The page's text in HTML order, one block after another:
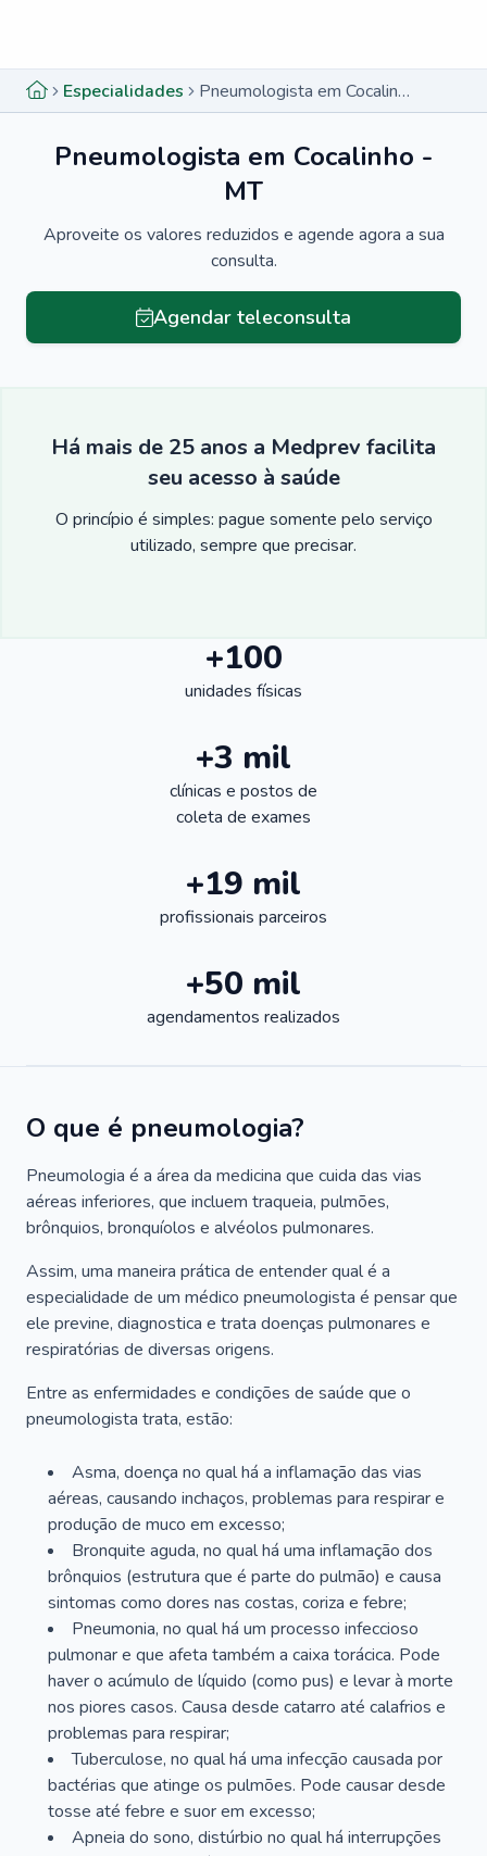
Especialidades Pneumologista em Cocalinho - MT
Pneumologista em Cocalinho -
MT
Aproveite os valores reduzidos e agende agora a sua
consulta.
Agendar teleconsulta
Há mais de 25 anos a Medprev facilita
seu acesso à saúde
O princípio é simples: pague somente pelo serviço
utilizado, sempre que precisar.
+100
unidades físicas
+3 mil
clínicas e postos de
coleta de exames
+19 mil
profissionais parceiros
+50 mil
agendamentos realizados
O que é pneumologia?
Pneumologia é a área da medicina que cuida das vias
aéreas inferiores, que incluem traqueia, pulmões,
brônquios, bronquíolos e alvéolos pulmonares.
Assim, uma maneira prática de entender qual é a
especialidade de um médico pneumologista é pensar que
ele previne, diagnostica e trata doenças pulmonares e
respiratórias de diversas origens.
Entre as enfermidades e condições de saúde que o
pneumologista trata, estão:
Asma, doença no qual há a inflamação das vias
aéreas, causando inchaços, problemas para respirar e
produção de muco em excesso;
Bronquite aguda, no qual há uma inflamação dos
brônquios (estrutura que é parte do pulmão) e causa
sintomas como dores nas costas, coriza e febre;
Pneumonia, no qual há um processo infeccioso
pulmonar e que afeta também a caixa torácica. Pode
haver o acúmulo de líquido (como pus) e levar à morte
nos piores casos. Causa desde catarro até calafrios e
problemas para respirar;
Tuberculose, no qual há uma infecção causada por
bactérias que atinge os pulmões. Pode causar desde
tosse até febre e suor em excesso;
Apneia do sono, distúrbio no qual há interrupções